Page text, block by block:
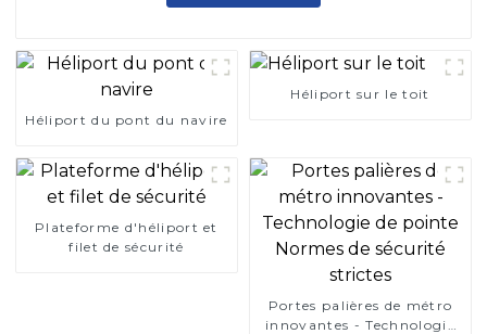
Héliport du pont du navire
Héliport sur le toit
Plateforme d'héliport et
filet de sécurité
Portes palières de métro
innovantes - Technologie